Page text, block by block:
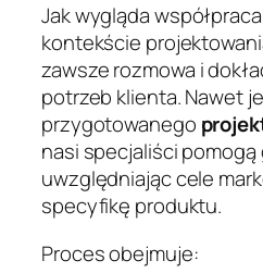
Jak wygląda
kontekście
zawsze rozmowa i
potrzeb klienta. Nawet
przygotowanego
nasi specjaliści
uwzględniając cele
specyfikę produktu.
Proces obejmuje: